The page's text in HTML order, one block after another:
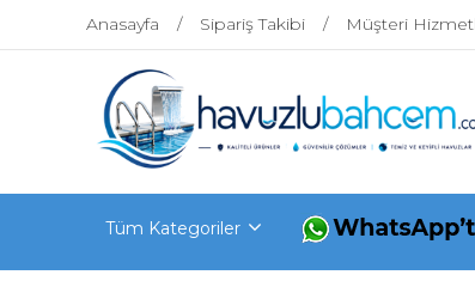
Anasayfa Sipariş Takibi Müşteri
Tüm Kategoriler